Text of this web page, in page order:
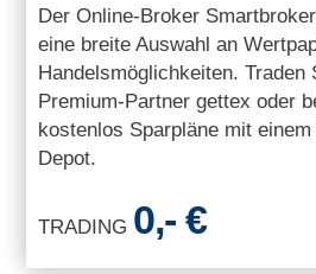
Der Online-Broker
eine breite Auswahl an
Handelsmöglichkeiten. Traden
Premium-Partner gettex oder
kostenlos Sparpläne mit
Depot.
TRADING 0,- €